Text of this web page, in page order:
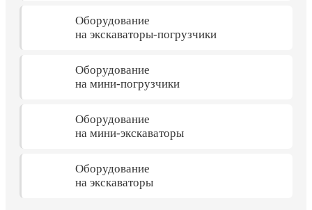
Оборудование
на экскаваторы-погрузчики
Оборудование
на мини-погрузчики
Оборудование
на мини-экскаваторы
Оборудование
на экскаваторы